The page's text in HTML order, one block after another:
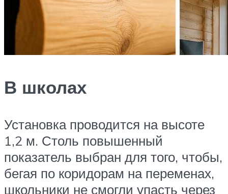
В школах
Установка проводится на высоте
1,2 м. Столь повышенный
показатель выбран для того, чтобы,
бегая по коридорам на переменах,
школьники не смогли упасть через